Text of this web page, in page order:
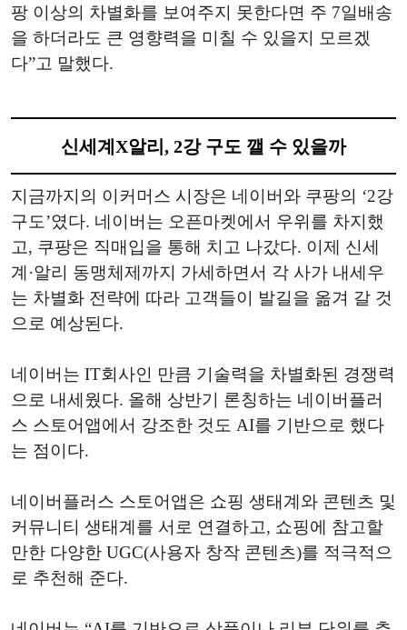
팡 이상의 차별화를 보여주지 못한다면 주 7일배송
을 하더라도 큰 영향력을 미칠 수 있을지 모르겠
다”고 말했다.
신세계X알리, 2강 구도 깰 수 있을까
지금까지의 이커머스 시장은 네이버와 쿠팡의 ‘2강
구도’였다. 네이버는 오픈마켓에서 우위를 차지했
고, 쿠팡은 직매입을 통해 치고 나갔다. 이제 신세
계·알리 동맹체제까지 가세하면서 각 사가 내세우
는 차별화 전략에 따라 고객들이 발길을 옮겨 갈 것
으로 예상된다.
네이버는 IT회사인 만큼 기술력을 차별화된 경쟁력
으로 내세웠다. 올해 상반기 론칭하는 네이버플러
스 스토어앱에서 강조한 것도 AI를 기반으로 했다
는 점이다.
네이버플러스 스토어앱은 쇼핑 생태계와 콘텐츠 및
커뮤니티 생태계를 서로 연결하고, 쇼핑에 참고할
만한 다양한 UGC(사용자 창작 콘텐츠)를 적극적으
로 추천해 준다.